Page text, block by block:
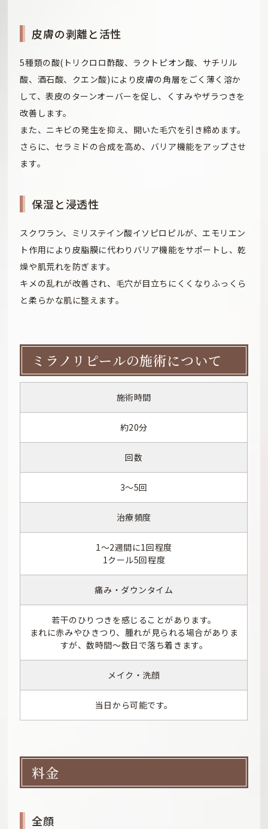
皮膚の剥離と活性
5種類の酸(トリクロロ酢酸、ラクトピオン酸、サチリル
酸、酒石酸、クエン酸)により皮膚の角層をごく薄く溶か
して、表皮のターンオーバーを促し、くすみやザラつきを
改善します。
また、ニキビの発生を抑え、開いた毛穴を引き締めます。
さらに、セラミドの合成を高め、バリア機能をアップさせ
ます。
保湿と浸透性
スクワラン、ミリステイン酸イソピロピルが、エモリエン
ト作用により皮脂膜に代わりバリア機能をサポートし、乾
燥や肌荒れを防ぎます。
キメの乱れが改善され、毛穴が目立ちにくくなりふっくら
と柔らかな肌に整えます。
ミラノリピールの施術について
施術時間
約20分
回数
3～5回
治療頻度
1〜2週間に1回程度
1クール5回程度
痛み・ダウンタイム
若干のひりつきを感じることがあります。
まれに赤みやひきつり、腫れが見られる場合がありま
すが、数時間〜数日で落ち着きます。
メイク・洗顔
当日から可能です。
料金
全顔